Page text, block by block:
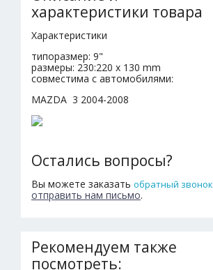
характеристики товара
Характеристики
типоразмер: 9"
размеры: 230:220 x 130 mm
совместима с автомобилями:
MAZDA 3 2004-2008
Остались вопросы?
Вы можете заказать обратный звонок
отправить нам письмо.
Рекомендуем также
посмотреть: